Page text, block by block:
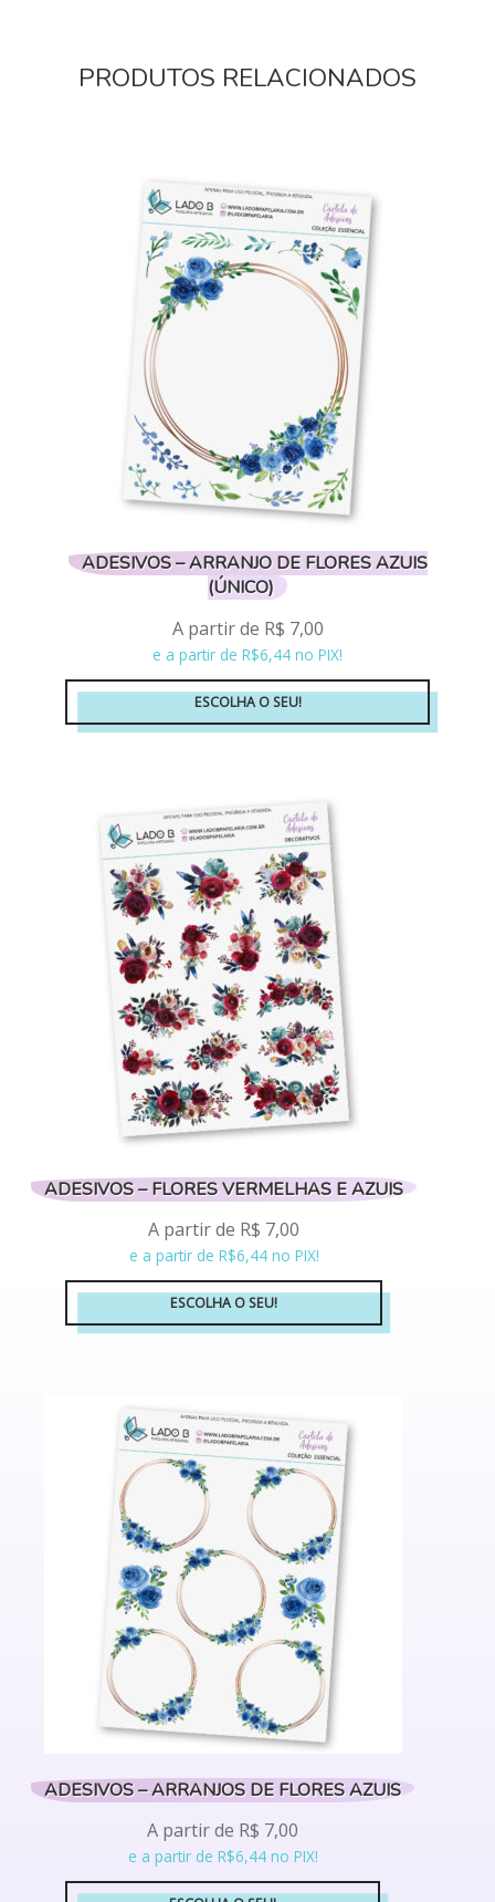
PRODUTOS RELACIONADOS
ADESIVOS – ARRANJO DE FLORES AZUIS
(ÚNICO)
A partir de R$ 7,00
e a partir de R$6,44 no PIX!
ESCOLHA O SEU!
Este
várias
variantes.
As
opções
podem
ser
escolhidas
página
do
produto
ADESIVOS – FLORES VERMELHAS E AZUIS
A partir de R$ 7,00
e a partir de R$6,44 no PIX!
ESCOLHA O SEU!
Este
várias
variantes.
As
opções
podem
escolhidas
página
do
produto
ADESIVOS – ARRANJOS DE FLORES AZUIS
A partir de R$ 7,00
e a partir de R$6,44 no PIX!